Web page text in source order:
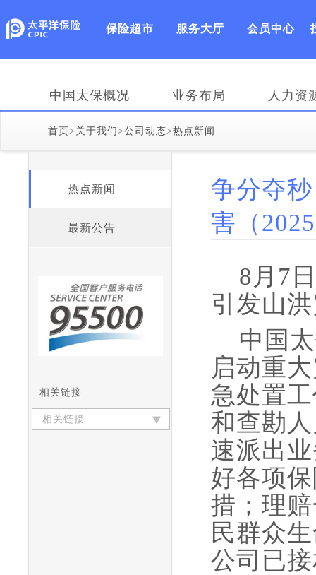
保险超市 服务大厅 会员中心
中国太保概况 业务布局 人力资
首页> 关于我们 >公司动态>热点新闻
热点新闻
最新公告
相关链接
相关链接
争分夺
害（
8月7
引发山
中国
启动重
急处置
和查勘
速派出
好各项
措；理
民群众
公司已